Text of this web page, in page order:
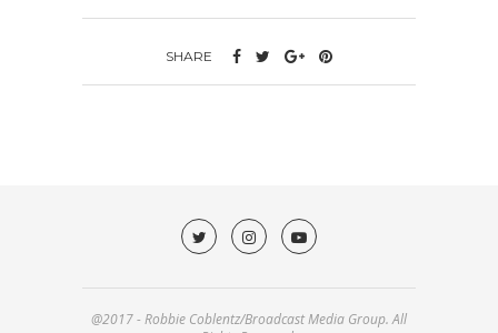
SHARE
@2017 - Robbie Coblentz/Broadcast Media Group. All